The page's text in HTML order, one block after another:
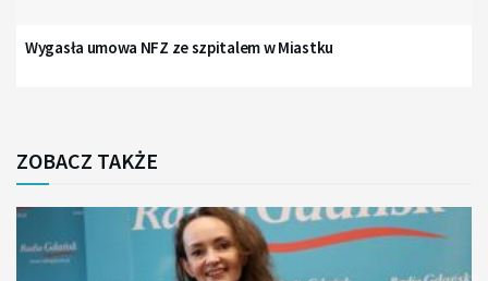
Wygasła umowa NFZ ze szpitalem w Miastku
ZOBACZ TAKŻE